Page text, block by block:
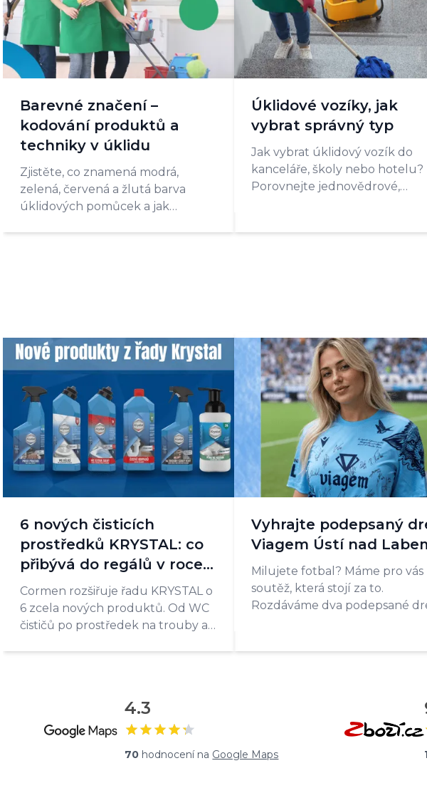
Barevné značení –
kodování produktů a
techniky v úklidu
Zjistěte, co znamená modrá,
zelená, červená a žlutá barva
úklidových pomůcek a jak
Úklidové vozíky, jak
vybrat správný typ
Jak vybrat úklidový vozík do
kanceláře, školy nebo hotelu?
Porovnejte jednovědrové,
6 nových čisticích
prostředků KRYSTAL: co
přibývá do regálů v roce
2026?
Cormen rozšiřuje řadu KRYSTAL o
6 zcela nových produktů. Od WC
čističů po prostředek na trouby a
Vyhrajte podepsaný
Viagem Ústí nad
Milujete fotbal? Máme pro vás
soutěž, která stojí za to.
Rozdáváme dva podepsané
4.3
70 hodnocení na Google Maps